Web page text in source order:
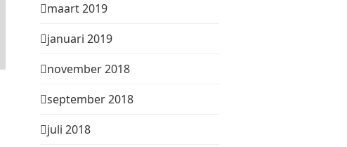
maart 2019
januari 2019
november 2018
september 2018
juli 2018